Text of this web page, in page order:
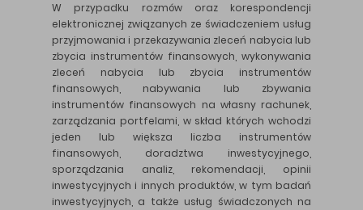
W przypadku rozmów oraz korespondencji
elektronicznej związanych ze świadczeniem usług
przyjmowania i przekazywania zleceń nabycia lub
zbycia instrumentów finansowych, wykonywania
zleceń nabycia lub zbycia instrumentów
finansowych, nabywania lub zbywania
instrumentów finansowych na własny rachunek,
zarządzania portfelami, w skład których wchodzi
jeden lub większa liczba instrumentów
finansowych, doradztwa inwestycyjnego,
sporządzania analiz, rekomendacji, opinii
inwestycyjnych i innych produktów, w tym badań
inwestycyjnych, a także usług świadczonych na